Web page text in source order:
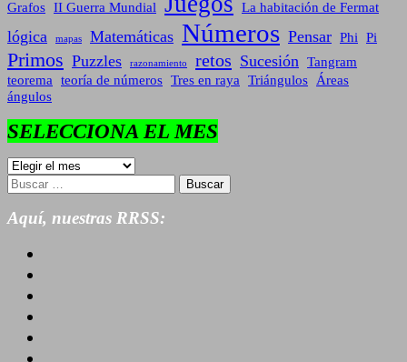
Grafos II Guerra Mundial La habitación de Fermat
lógica mapas Matemáticas Números Pensar Phi Pi
Primos Puzzles razonamiento retos Sucesión
Tangram
teorema
teoría de números Tres en raya Triángulos
Áreas
ángulos
SELECCIONA EL MES
SELECCIONA
EL
MES
Buscar:
Aquí, nuestras RRSS: